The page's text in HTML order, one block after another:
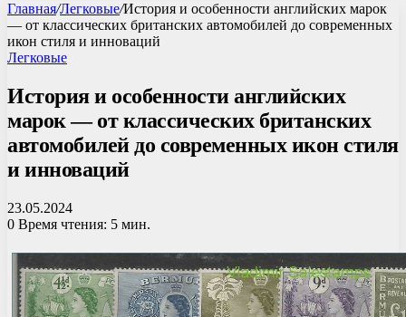
Главная/Легковые/История и особенности английских марок
— от классических британских автомобилей до современных
икон стиля и инноваций
Легковые
История и особенности английских
марок — от классических британских
автомобилей до современных икон стиля
и инноваций
23.05.2024
0 Время чтения: 5 мин.